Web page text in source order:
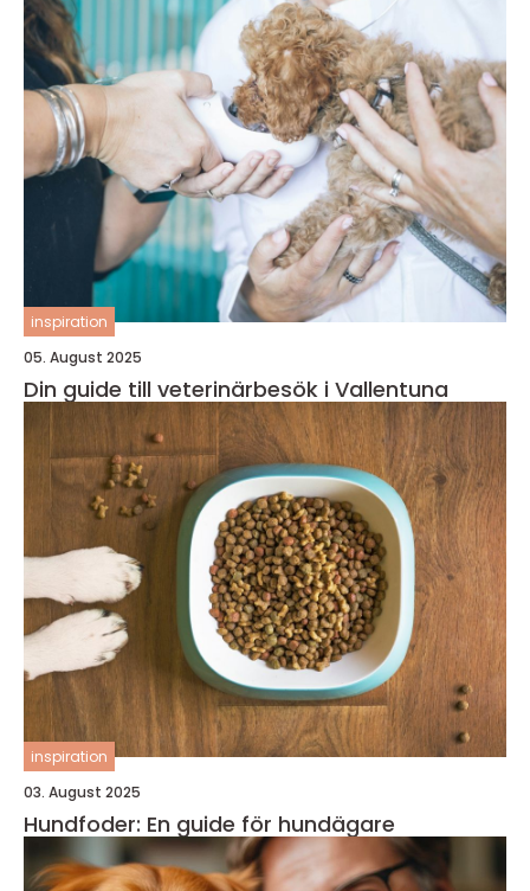
inspiration
05. August 2025
Din guide till veterinärbesök i Vallentuna
inspiration
03. August 2025
Hundfoder: En guide för hundägare